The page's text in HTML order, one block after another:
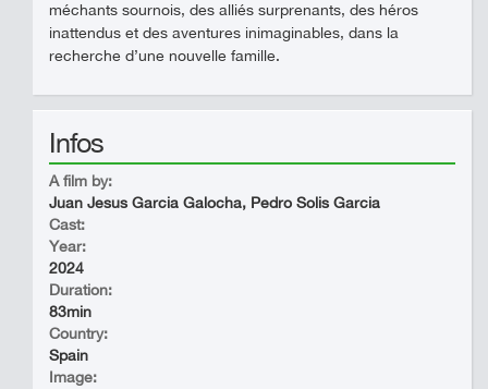
méchants sournois, des alliés surprenants, des héros
inattendus et des aventures inimaginables, dans la
recherche d’une nouvelle famille.
Infos
A film by:
Juan Jesus Garcia Galocha, Pedro Solis Garcia
Cast:
Year:
2024
Duration:
83min
Country:
Spain
Image: